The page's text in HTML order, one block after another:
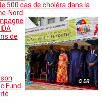
500 cas de choléra dans la
Nord
© DR
de
Fund